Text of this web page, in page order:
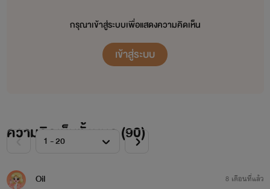
กรุณาเข้าสู่ระบบเพื่อแสดงความคิดเห็น
เข้าสู่ระบบ
ความคิดเห็นทั้งหมด (90)
Oil
8 เดือนที่แล้ว